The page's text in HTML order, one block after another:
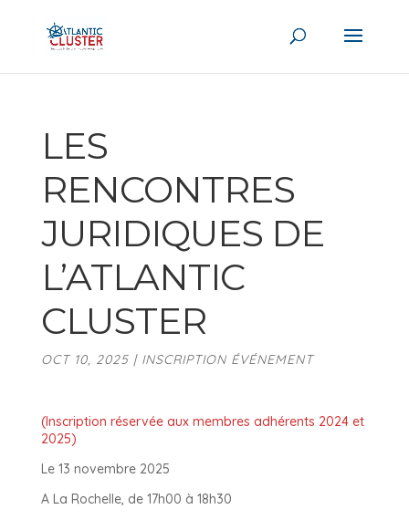
LES
RENCONTRES
JURIDIQUES DE
L’ATLANTIC
CLUSTER
OCT 10, 2025| INSCRIPTION ÉVÉNEMENT
(Inscription réservée aux membres adhérents 2024 et
2025)
Le 13 novembre 2025
A La Rochelle, de 17h00 à 18h30